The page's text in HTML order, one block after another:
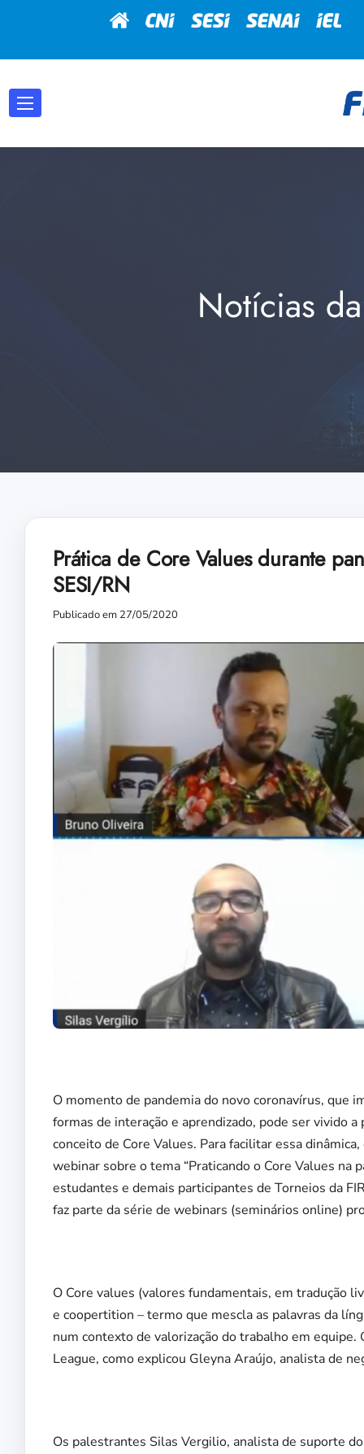
Notícias
Prática de Core Values durante
SESI/RN
Publicado em 27/05/2020
O momento de pandemia do novo coronavírus, que
formas de interação e aprendizado, pode ser vivido
conceito de Core Values. Para facilitar essa
webinar sobre o tema “Praticando o Core Values na
estudantes e demais participantes de Torneios da
faz parte da série de webinars (seminários online)
O Core values (valores fundamentais, em tradução
e coopertition – termo que mescla as palavras da
num contexto de valorização do trabalho em
League, como explicou Gleyna Araújo, analista de
Os palestrantes Silas Vergilio, analista de suporte